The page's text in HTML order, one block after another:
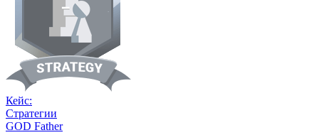
Кейс:
Стратегии
GOD Father